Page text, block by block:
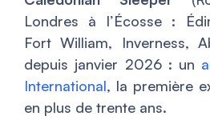
Londres à l’Écosse :
Fort William, Inverness,
depuis janvier 2026 : un
International, la première
en plus de trente ans.